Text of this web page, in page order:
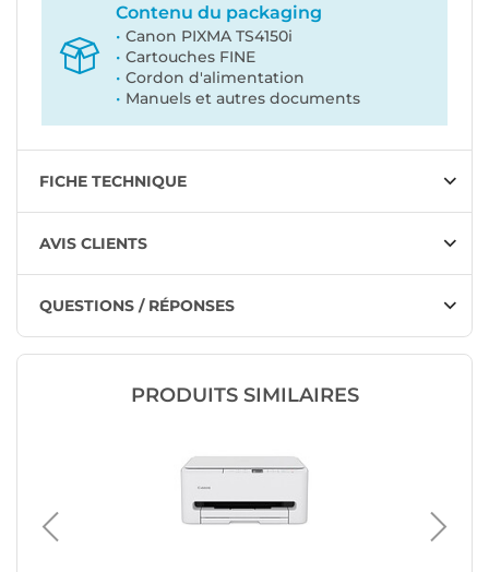
Contenu du packaging
Canon PIXMA TS4150i
Cartouches FINE
Cordon d'alimentation
Manuels et autres documents
FICHE TECHNIQUE
AVIS CLIENTS
QUESTIONS / RÉPONSES
PRODUITS SIMILAIRES